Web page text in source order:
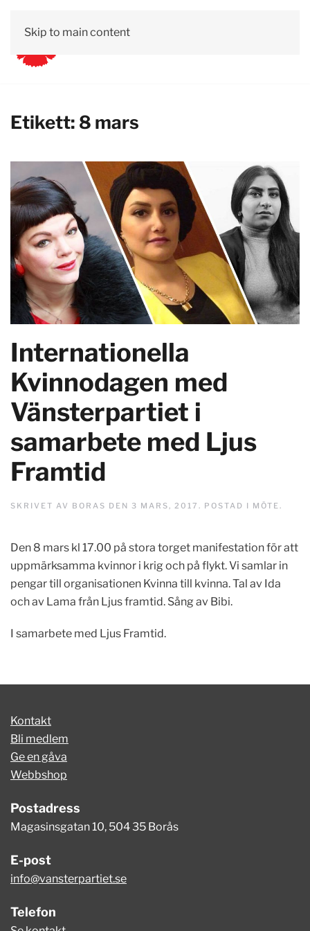
Skip to main content
Etikett: 8 mars
Internationella
Kvinnodagen med
Vänsterpartiet i
samarbete med Ljus
Framtid
SKRIVET AV BORAS DEN 3 MARS, 2017 . POSTAD I MÖTE.
Den 8 mars kl 17.00 på stora torget manifestation för att
uppmärksamma kvinnor i krig och på flykt. Vi samlar in
pengar till organisationen Kvinna till kvinna. Tal av Ida
och av Lama från Ljus framtid. Sång av Bibi.
I samarbete med Ljus Framtid.
Kontakt
Bli medlem
Ge en gåva
Webbshop
Postadress
Magasinsgatan 10, 504 35 Borås
E-post
info@vansterpartiet.se
Telefon